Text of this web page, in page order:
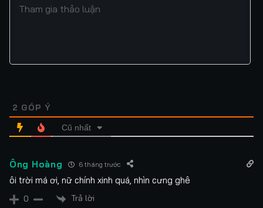
2 GÓP Ý
Cũ nhất
Ông Hoàng 6 tháng trước
ôi trời má ơi, nữ chính xinh quá, nhìn cưng ghê
0 Trả lời